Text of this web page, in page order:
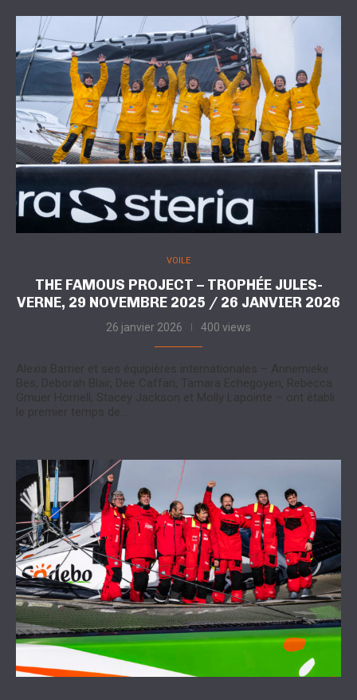
VOILE
THE FAMOUS PROJECT – TROPHÉE JULES-
VERNE, 29 NOVEMBRE 2025 / 26 JANVIER 2026
26 janvier 2026 400 views
Alexia Barrier et ses équipières internationales – Annemieke
Bes, Deborah Blair, Dee Caffari, Tamara Echegoyen, Rebecca
Gmuer Hornell, Stacey Jackson et Molly Lapointe – ont établi
le premier temps de…